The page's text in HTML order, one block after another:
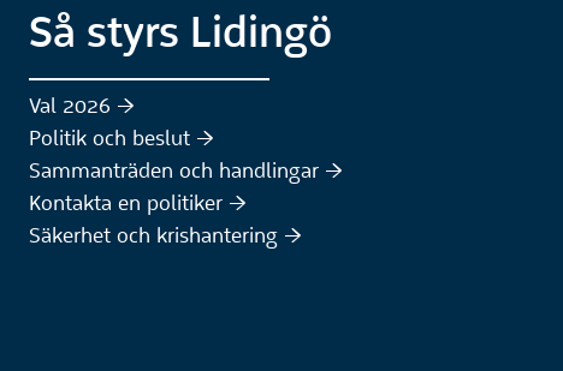
Så styrs Lidingö
Val 2026 :höger:
Politik och beslut :höger:
Sammanträden och handlingar :höger:
Kontakta en politiker :höger:
Säkerhet och krishantering :höger: